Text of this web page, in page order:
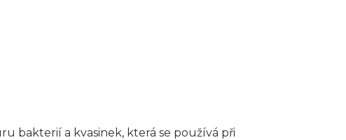
bakterií a kvasinek, která se používá při